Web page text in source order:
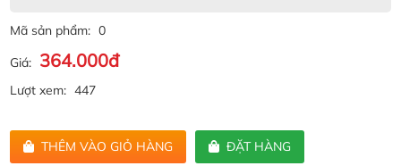
Mã sản phẩm: 0
Giá: 364.000đ
Lượt xem: 447
THÊM VÀO GIỎ HÀNG ĐẶT HÀNG